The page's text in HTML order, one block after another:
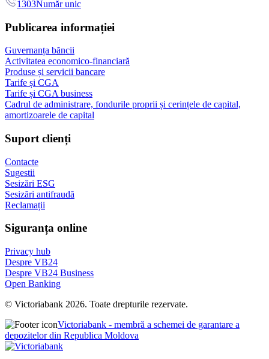
1303Număr unic
Publicarea informației
Guvernanța băncii
Activitatea economico-financiară
Produse și servicii bancare
Tarife și CGA
Tarife și CGA business
Cadrul de administrare, fondurile proprii și cerințele de capital,
amortizoarele de capital
Suport clienți
Contacte
Sugestii
Sesizări ESG
Sesizări antifraudă
Reclamații
Siguranța online
Privacy hub
Despre VB24
Despre VB24 Business
Open Banking
© Victoriabank 2026. Toate drepturile rezervate.
Victoriabank - membră a schemei de garantare a
depozitelor din Republica Moldova